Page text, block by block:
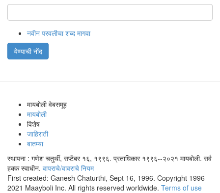
नवीन परवलीचा शब्द मागवा
येण्याची नोंद
मायबोली वेबसमूह
मायबोली
विशेष
जाहिराती
बातम्या
स्थापना : गणेश चतुर्थी, सप्टेंबर १६, १९९६. प्रताधिकार १९९६--२०२१ मायबोली. सर्व
हक्क स्वाधीन. वापराचे/वावराचे नियम
First created: Ganesh Chaturthi, Sept 16, 1996. Copyright 1996-
2021 Maayboli Inc. All rights reserved worldwide. Terms of use